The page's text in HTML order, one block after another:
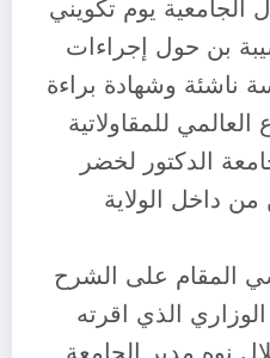
الجامعية يوم تكويني
بن حول إجراءات
ناشئة وشهادة براءة
للمقاولاتية
الدكتور لخضر
داخل الولاية
المقام على الشرح
الذي اقرته